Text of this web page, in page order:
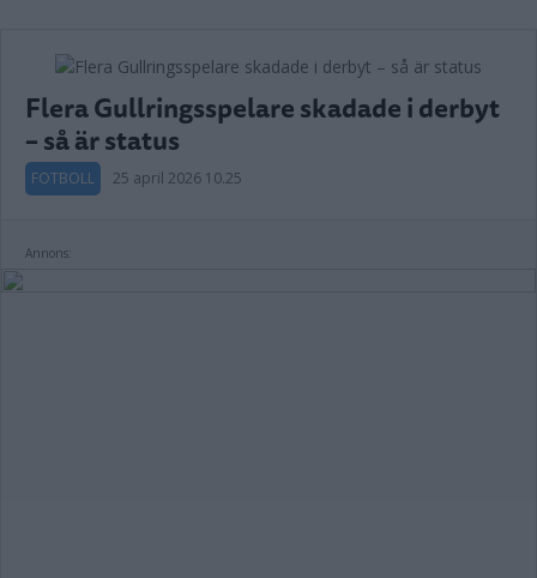
Flera Gullringsspelare skadade i derbyt
– så är status
FOTBOLL 25 april 2026 10.25
Annons: